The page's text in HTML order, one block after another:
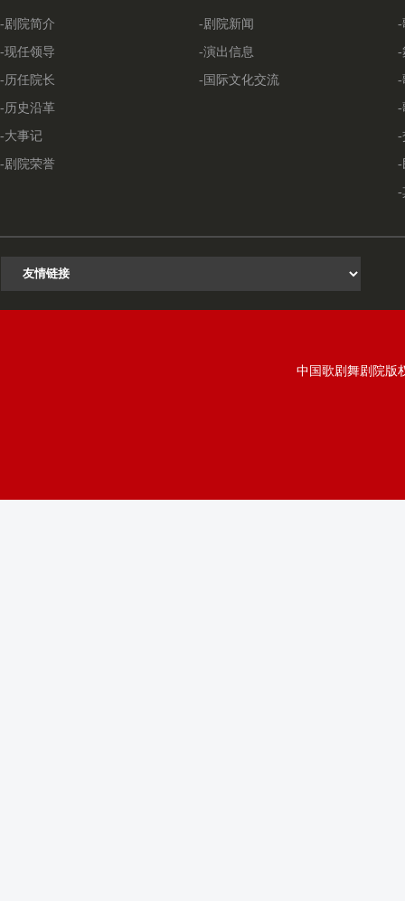
-剧院简介
-现任领导
-历任院长
-历史沿革
-大事记
-剧院荣誉
-剧院新闻
-演出信息
-国际文化交流
-
-
-
-
-
-
-
中国歌剧舞剧院版